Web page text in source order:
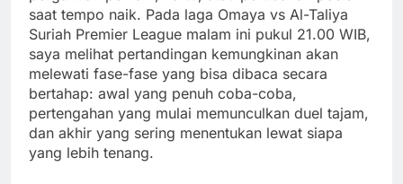
saat tempo naik. Pada laga Omaya vs Al-Taliya
Suriah Premier League malam ini pukul 21.00 WIB,
saya melihat pertandingan kemungkinan akan
melewati fase-fase yang bisa dibaca secara
bertahap: awal yang penuh coba-coba,
pertengahan yang mulai memunculkan duel tajam,
dan akhir yang sering menentukan lewat siapa
yang lebih tenang.